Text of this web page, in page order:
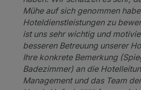
Mühe auf sich genommen
Hoteldienstleistungen zu
ist uns sehr wichtig und
besseren Betreuung unserer
Ihre konkrete Bemerkung
Badezimmer) an die
Management und das Team